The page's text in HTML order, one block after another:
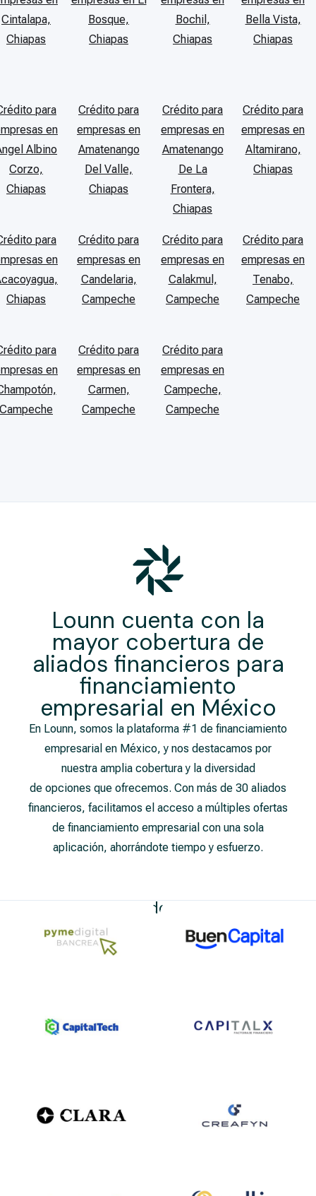
Cintalapa,
Chiapas
Bosque,
Chiapas
Bochil,
Chiapas
Bella Vista,
Chiapas
para
en
Albino
Corzo,
Chiapas
Crédito para
empresas en
Amatenango
Del Valle,
Chiapas
Crédito para
empresas en
Amatenango
De La
Frontera,
Chiapas
Crédito para
empresas en
Altamirano,
Chiapas
para
en
Chiapas
Crédito para
empresas en
Candelaria,
Campeche
Crédito para
empresas en
Calakmul,
Campeche
Crédito para
empresas en
Tenabo,
Campeche
para
en
Campeche
Crédito para
empresas en
Carmen,
Campeche
Crédito para
empresas en
Campeche,
Campeche
Lounn cuenta con la
mayor cobertura de
aliados financieros para
financiamiento
empresarial​ en México
En Lounn, somos la plataforma #1 de financiamiento
empresarial en México, y nos destacamos por
nuestra amplia cobertura y la diversidad
de opciones que ofrecemos. Con más de 30 aliados
financieros, facilitamos el acceso a múltiples ofertas
de financiamiento empresarial con una sola
aplicación, ahorrándote tiempo y esfuerzo.
Nuestros Aliados Financieros